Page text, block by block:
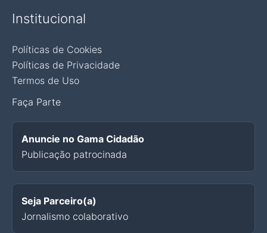
Institucional
Políticas de Cookies
Políticas de Privacidade
Termos de Uso
Faça Parte
Anuncie no Gama Cidadão
Publicação patrocinada
Seja Parceiro(a)
Jornalismo colaborativo